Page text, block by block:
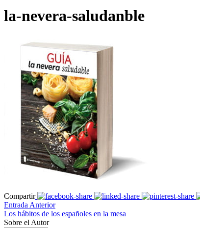
la-nevera-saludanble
Compartir
Entrada Anterior
Los hábitos de los españoles en la mesa
Sobre el Autor